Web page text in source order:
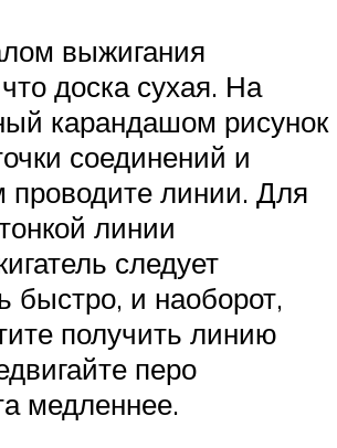
выжигания
доска сухая. На
карандашом рисунок
соединений и
проводите линии. Для
линии
следует
быстро, и наоборот,
получить линию
перо
медленнее.